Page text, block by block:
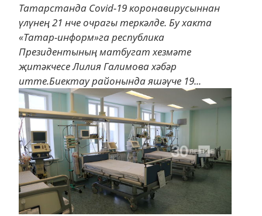
Татарстанда Covid-19 коронавирусыннан
үлүнең 21 нче очрагы теркәлде. Бу хакта
«Татар-информ»га республика
Президентының матбугат хезмәте
җитәкчесе Лилия Галимова хәбәр
итте.Биектау районында яшәүче 19...